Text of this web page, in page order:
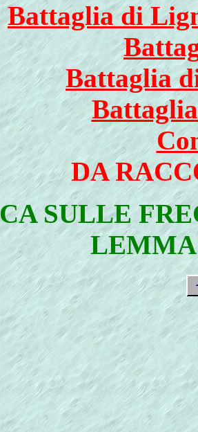
Battaglia di
Battaglia
DA
SULLE